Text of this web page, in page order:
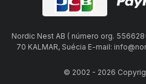
Nordic Nest AB ( número org.
70 KALMAR, Suécia E-mail:
© 2002 - 2026